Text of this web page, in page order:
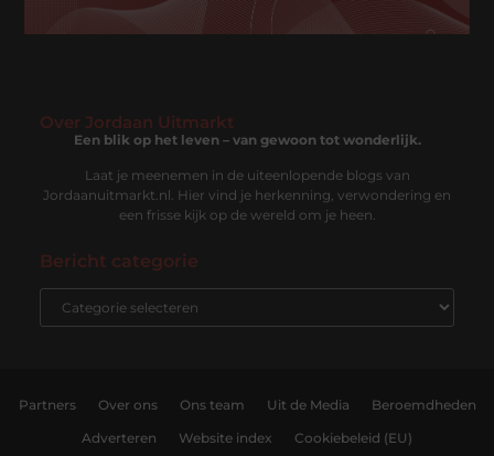
Over Jordaan Uitmarkt
Een blik op het leven – van gewoon tot wonderlijk.
Laat je meenemen in de uiteenlopende blogs van
Jordaanuitmarkt.nl. Hier vind je herkenning, verwondering en
een frisse kijk op de wereld om je heen.
Bericht categorie
Partners Over ons Ons team Uit de Media Beroemdheden
Adverteren Website index Cookiebeleid (EU)